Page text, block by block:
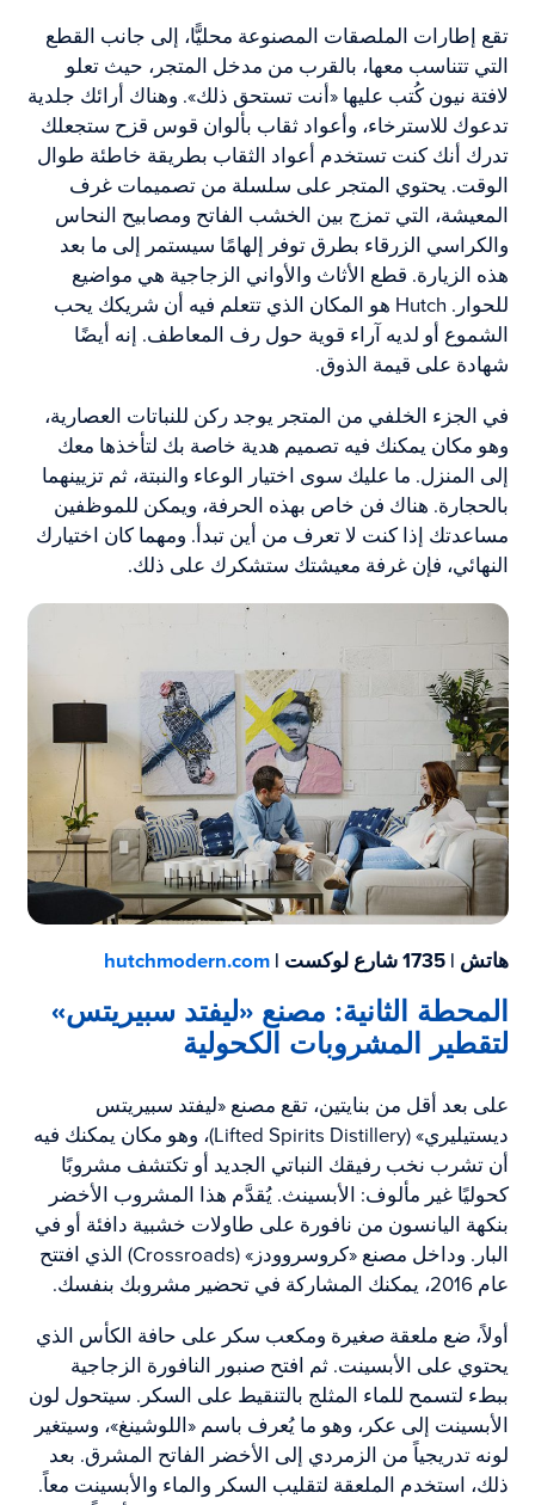
تقع إطارات الملصقات المصنوعة محليًّا، إلى جانب القطع
التي تتناسب معها، بالقرب من مدخل المتجر، حيث تعلو
لافتة نيون كُتب عليها «أنت تستحق ذلك». وهناك أرائك جلدية
تدعوك للاسترخاء، وأعواد ثقاب بألوان قوس قزح ستجعلك
تدرك أنك كنت تستخدم أعواد الثقاب بطريقة خاطئة طوال
الوقت. يحتوي المتجر على سلسلة من تصميمات غرف
المعيشة، التي تمزج بين الخشب الفاتح ومصابيح النحاس
والكراسي الزرقاء بطرق توفر إلهامًا سيستمر إلى ما بعد
هذه الزيارة. قطع الأثاث والأواني الزجاجية هي مواضيع
للحوار. Hutch هو المكان الذي تتعلم فيه أن شريكك يحب
الشموع أو لديه آراء قوية حول رف المعاطف. إنه أيضًا
شهادة على قيمة الذوق.
في الجزء الخلفي من المتجر يوجد ركن للنباتات العصارية،
وهو مكان يمكنك فيه تصميم هدية خاصة بك لتأخذها معك
إلى المنزل. ما عليك سوى اختيار الوعاء والنبتة، ثم تزيينهما
بالحجارة. هناك فن خاص بهذه الحرفة، ويمكن للموظفين
مساعدتك إذا كنت لا تعرف من أين تبدأ. ومهما كان اختيارك
النهائي، فإن غرفة معيشتك ستشكرك على ذلك.
هاتش | 1735 شارع لوكست | hutchmodern.com
المحطة الثانية: مصنع «ليفتد سبيريتس»
لتقطير المشروبات الكحولية
على بعد أقل من بنايتين، تقع مصنع «ليفتد سبيريتس
ديستيليري» (Lifted Spirits Distillery)، وهو مكان يمكنك فيه
أن تشرب نخب رفيقك النباتي الجديد أو تكتشف مشروبًا
كحوليًا غير مألوف: الأبسينث. يُقدَّم هذا المشروب الأخضر
بنكهة اليانسون من نافورة على طاولات خشبية دافئة أو في
البار. وداخل مصنع «كروسروودز» (Crossroads) الذي افتتح
عام 2016، يمكنك المشاركة في تحضير مشروبك بنفسك.
أولاً، ضع ملعقة صغيرة ومكعب سكر على حافة الكأس الذي
يحتوي على الأبسينت. ثم افتح صنبور النافورة الزجاجية
ببطء لتسمح للماء المثلج بالتنقيط على السكر. سيتحول لون
الأبسينت إلى عكر، وهو ما يُعرف باسم «اللوشينغ»، وسيتغير
لونه تدريجياً من الزمردي إلى الأخضر الفاتح المشرق. بعد
ذلك، استخدم الملعقة لتقليب السكر والماء والأبسينت معاً.